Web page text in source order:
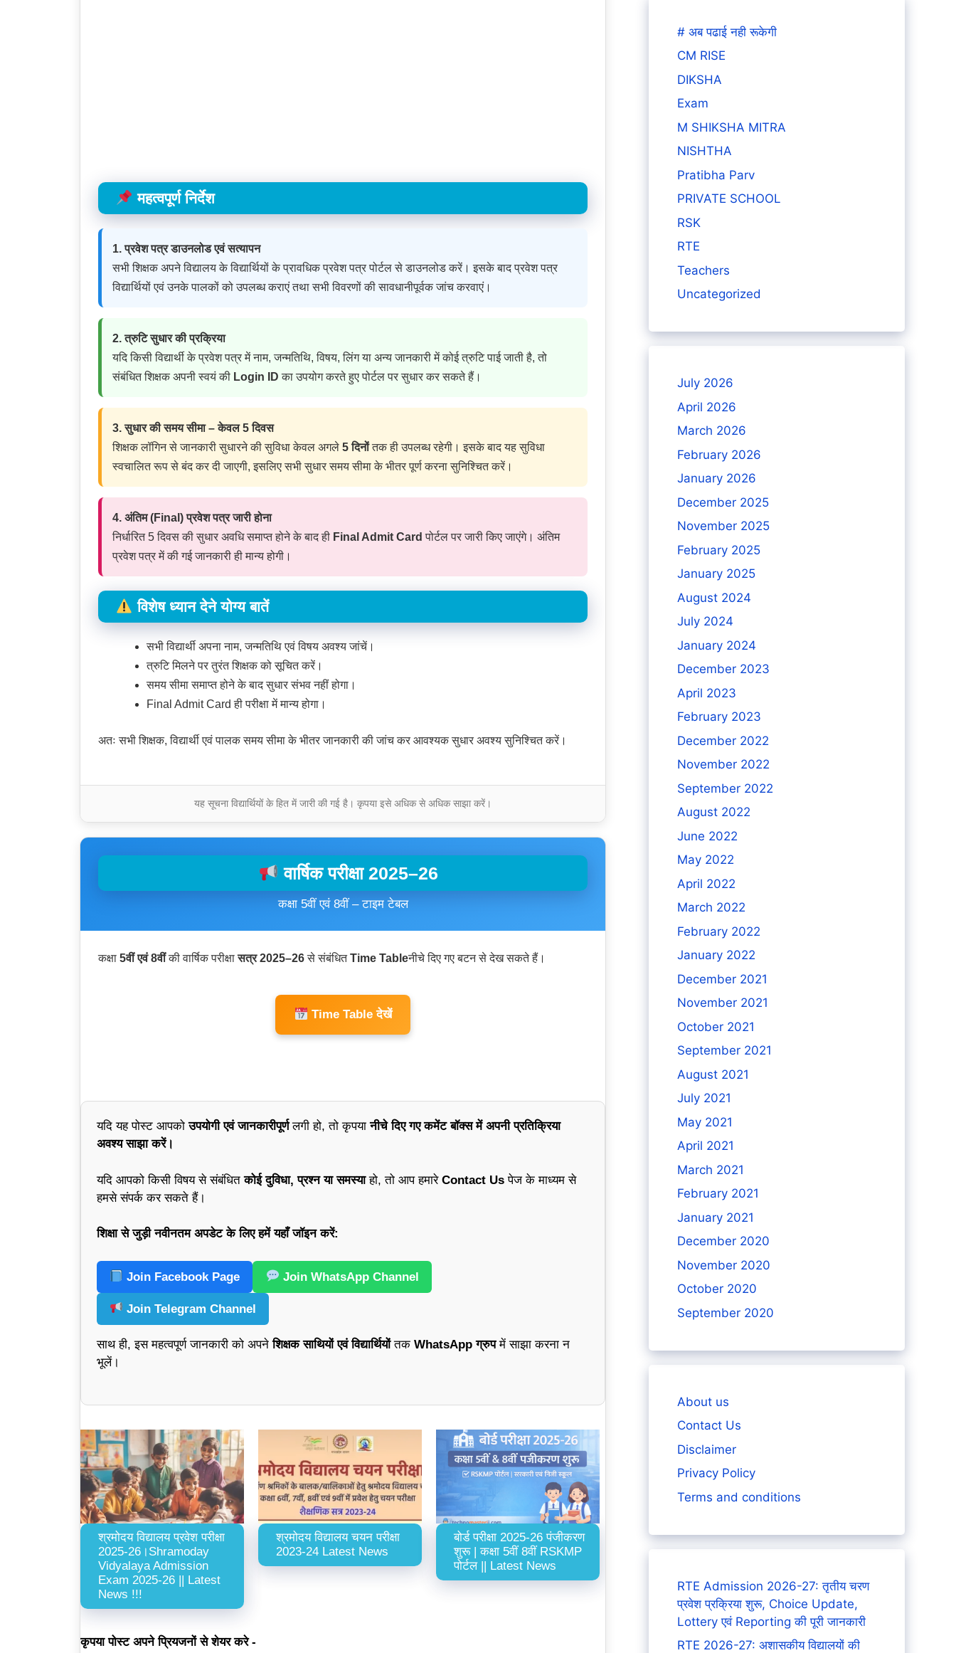
महत्वपूर्ण निर्देश
1. प्रवेश पत्र डाउनलोड एवं सत्यापन
सभी शिक्षक अपने विद्यालय के विद्यार्थियों के प्रावधिक प्रवेश पत्र पोर्टल से डाउनलोड करें। इसके बाद प्रवेश पत्र
विद्यार्थियों एवं उनके पालकों को उपलब्ध कराएं तथा सभी विवरणों की सावधानीपूर्वक जांच करवाएं।
2. त्रुटि सुधार की प्रक्रिया
यदि किसी विद्यार्थी के प्रवेश पत्र में नाम, जन्मतिथि, विषय, लिंग या अन्य जानकारी में कोई त्रुटि पाई जाती है, तो
संबंधित शिक्षक अपनी स्वयं की Login ID का उपयोग करते हुए पोर्टल पर सुधार कर सकते हैं।
3. सुधार की समय सीमा – केवल 5 दिवस
शिक्षक लॉगिन से जानकारी सुधारने की सुविधा केवल अगले 5 दिनोंतक ही उपलब्ध रहेगी। इसके बाद यह सुविधा
स्वचालित रूप से बंद कर दी जाएगी, इसलिए सभी सुधार समय सीमा के भीतर पूर्ण करना सुनिश्चित करें।
4. अंतिम (Final) प्रवेश पत्र जारी होना
निर्धारित 5 दिवस की सुधार अवधि समाप्त होने के बाद ही Final Admit Card पोर्टल पर जारी किए जाएंगे। अंतिम
प्रवेश पत्र में की गई जानकारी ही मान्य होगी।
विशेष ध्यान देने योग्य बातें
सभी विद्यार्थी अपना नाम, जन्मतिथि एवं विषय अवश्य जांचें।
त्रुटि मिलने पर तुरंत शिक्षक को सूचित करें।
समय सीमा समाप्त होने के बाद सुधार संभव नहीं होगा।
Final Admit Card ही परीक्षा में मान्य होगा।
अतः सभी शिक्षक, विद्यार्थी एवं पालक समय सीमा के भीतर जानकारी की जांच कर आवश्यक सुधार अवश्य सुनिश्चित करें।
यह सूचना विद्यार्थियों के हित में जारी की गई है। कृपया इसे अधिक से अधिक साझा करें।
वार्षिक परीक्षा 2025–26
कक्षा 5वीं एवं 8वीं – टाइम टेबल
कक्षा 5वीं एवं 8वींकी वार्षिक परीक्षासत्र 2025–26से संबंधितTime Tableनीचे दिए गए बटन से देख सकते हैं।
Time Table देखें
यदि यह पोस्ट आपकोउपयोगी एवं जानकारीपूर्णलगी हो, तो कृपयानीचे दिए गए कमेंट बॉक्स में अपनी प्रतिक्रिया
अवश्य साझा करें।
यदि आपको किसी विषय से संबंधितकोई दुविधा, प्रश्न या समस्याहो, तो आप हमारे Contact Us पेज के माध्यम से
हमसे संपर्क कर सकते हैं।
शिक्षा से जुड़ी नवीनतम अपडेट के लिए हमें यहाँ जॉइन करें:
Join Facebook Page Join WhatsApp Channel
Join Telegram Channel
साथ ही, इस महत्वपूर्ण जानकारी को अपनेशिक्षक साथियों एवं विद्यार्थियोंतक WhatsApp ग्रुपमें साझा करना न
भूलें।
श्रमोदय विद्यालय प्रवेश परीक्षा
2025-26।Shramoday
Vidyalaya Admission
Exam 2025-26 || Latest
News !!!
श्रमोदय विद्यालय चयन परीक्षा
2023-24 Latest News
बोर्ड परीक्षा 2025-26 पंजीकरण
शुरू | कक्षा 5वीं 8वीं RSKMP
पोर्टल || Latest News
कृपया पोस्ट अपने प्रियजनों से शेयर करे -
# अब पढाई नही रूकेगी
CM RISE
DIKSHA
Exam
M SHIKSHA MITRA
NISHTHA
Pratibha Parv
PRIVATE SCHOOL
RSK
RTE
Teachers
Uncategorized
July 2026
April 2026
March 2026
February 2026
January 2026
December 2025
November 2025
February 2025
January 2025
August 2024
July 2024
January 2024
December 2023
April 2023
February 2023
December 2022
November 2022
September 2022
August 2022
June 2022
May 2022
April 2022
March 2022
February 2022
January 2022
December 2021
November 2021
October 2021
September 2021
August 2021
July 2021
May 2021
April 2021
March 2021
February 2021
January 2021
December 2020
November 2020
October 2020
September 2020
About us
Contact Us
Disclaimer
Privacy Policy
Terms and conditions
RTE Admission 2026-27: तृतीय चरण
प्रवेश प्रक्रिया शुरू, Choice Update,
Lottery एवं Reporting की पूरी जानकारी
RTE 2026-27: अशासकीय विद्यालयों की